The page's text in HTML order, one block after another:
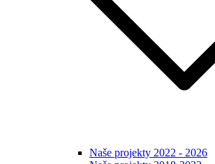
Naše projekty 2022 - 2026